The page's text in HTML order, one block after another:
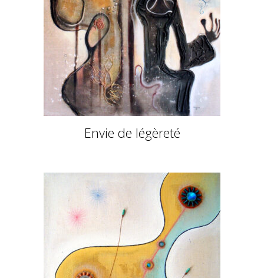
Envie de légèreté